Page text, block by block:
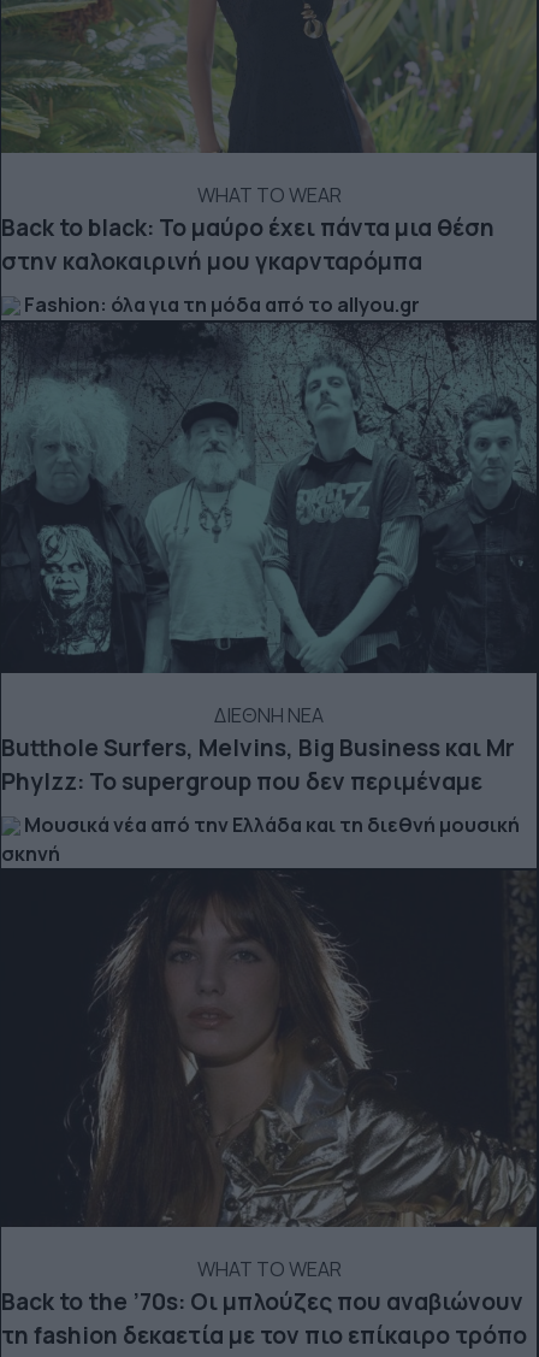
WHAT TO WEAR
Back to black: Το μαύρο έχει πάντα μια θέση
στην καλοκαιρινή μου γκαρνταρόμπα
Fashion: όλα για τη μόδα από το allyou.gr
ΔΙΕΘΝΗ ΝΕΑ
Butthole Surfers, Melvins, Big Business και Mr
Phylzz: Το supergroup που δεν περιμέναμε
Μουσικά νέα από την Ελλάδα και τη διεθνή μουσική
σκηνή
WHAT TO WEAR
Back to the ’70s: Οι μπλούζες που αναβιώνουν
τη fashion δεκαετία με τον πιο επίκαιρο τρόπο